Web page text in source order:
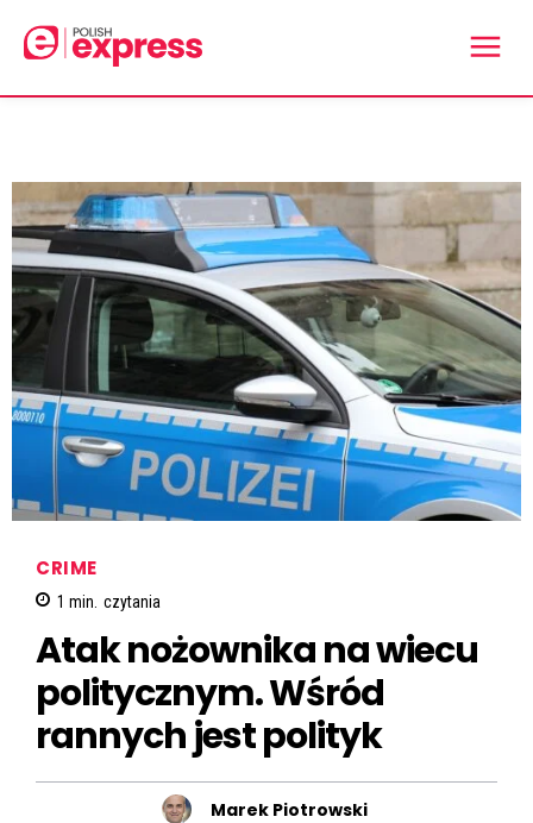
CRIME
1 min. czytania
Atak nożownika na wiecu
politycznym. Wśród
rannych jest polityk
Marek Piotrowski